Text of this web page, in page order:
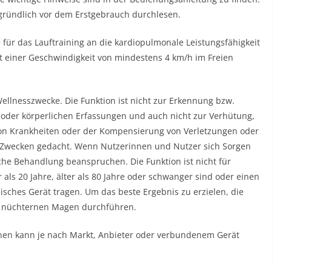
vor dem Erstgebrauch durchlesen.
das Lauftraining an die kardiopulmonale Leistungsfähigkeit
Geschwindigkeit von mindestens 4 km/h im Freien
Die Funktion ist nicht zur Erkennung bzw.
körperlichen Erfassungen und auch nicht zur Verhütung,
Krankheiten oder der Kompensierung von Verletzungen oder
gedacht. Wenn Nutzerinnen und Nutzer sich Sorgen
Behandlung beanspruchen. Die Funktion ist nicht für
20 Jahre, älter als 80 Jahre oder schwanger sind oder einen
Gerät tragen. Um das beste Ergebnis zu erzielen, die
Magen durchführen.
kann je nach Markt, Anbieter oder verbundenem Gerät